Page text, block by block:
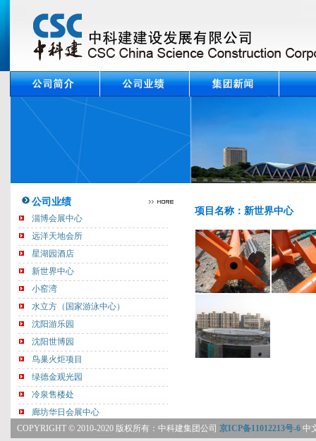
公司业绩
项目名称：新世界中心
COPYRIGHT © 2010-2020 版权所有：中科建集团公司 京ICP备11012213号-6 中